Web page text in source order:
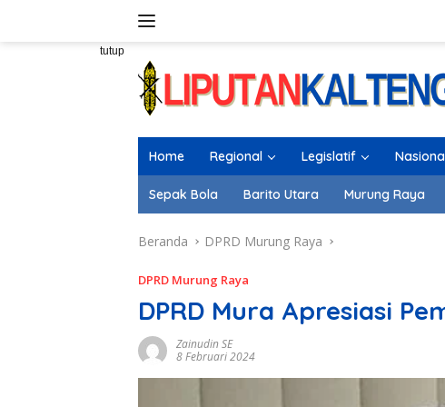
tutup
Home Regional Legislatif
Sepak Bola Barito Utara Murung Raya
Beranda DPRD Murung Raya
DPRD Murung Raya
DPRD Mura Apresiasi
Zainudin SE
8 Februari 2024